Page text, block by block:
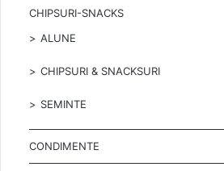
CHIPSURI-SNACKS
ALUNE
CHIPSURI & SNACKSURI
SEMINTE
CONDIMENTE